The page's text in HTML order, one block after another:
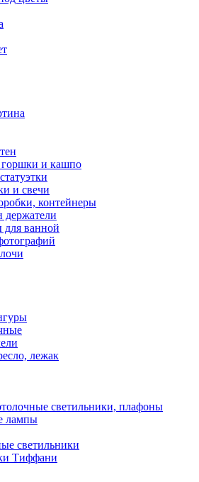
и кашпо
и свечи
контейнеры
для ванной
лежак
светильники, плафоны
лампы
светильники
Тиффани